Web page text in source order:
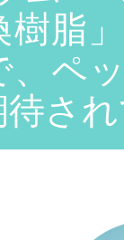
樹脂
ペ
さ